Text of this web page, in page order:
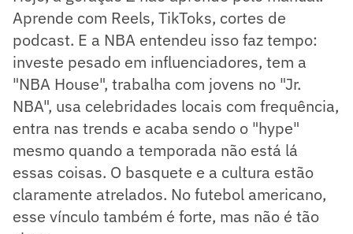
Aprende com Reels, TikToks, cortes de
podcast. E a NBA entendeu isso faz tempo:
investe pesado em influenciadores, tem a
"NBA House", trabalha com jovens no "Jr.
NBA", usa celebridades locais com frequência,
entra nas trends e acaba sendo o "hype"
mesmo quando a temporada não está lá
essas coisas. O basquete e a cultura estão
claramente atrelados. No futebol americano,
esse vínculo também é forte, mas não é tão